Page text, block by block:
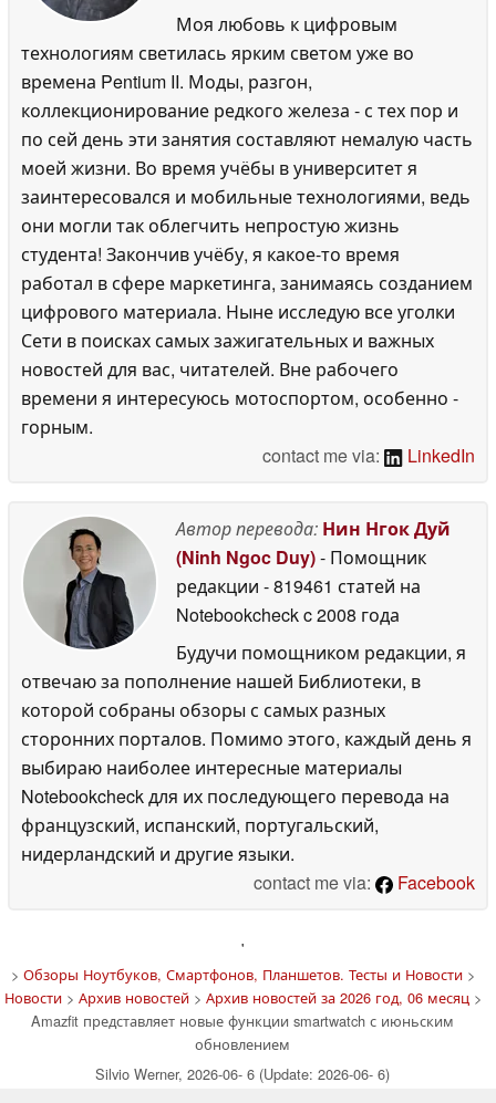
Моя любовь к цифровым
технологиям светилась ярким светом уже во
времена Pentium II. Моды, разгон,
коллекционирование редкого железа - с тех пор и
по сей день эти занятия составляют немалую часть
моей жизни. Во время учёбы в университет я
заинтересовался и мобильные технологиями, ведь
они могли так облегчить непростую жизнь
студента! Закончив учёбу, я какое-то время
работал в сфере маркетинга, занимаясь созданием
цифрового материала. Ныне исследую все уголки
Сети в поисках самых зажигательных и важных
новостей для вас, читателей. Вне рабочего
времени я интересуюсь мотоспортом, особенно -
горным.
contact me via:
LinkedIn
Автор перевода: Нин Нгок Дуй
(Ninh Ngoc Duy)- Помощник
редакции - 819461 статей на
Notebookcheckc 2008 года
Будучи помощником редакции, я
отвечаю за пополнение нашей Библиотеки, в
которой собраны обзоры с самых разных
сторонних порталов. Помимо этого, каждый день я
выбираю наиболее интересные материалы
Notebookcheck для их последующего перевода на
французский, испанский, португальский,
нидерландский и другие языки.
contact me via:
Facebook
'
> Обзоры Ноутбуков, Смартфонов, Планшетов. Тесты и Новости>
Новости> Архив новостей> Архив новостей за 2026 год, 06 месяц>
Amazfit представляет новые функции smartwatch с июньским
обновлением
Silvio Werner, 2026-06- 6 (Update: 2026-06- 6)